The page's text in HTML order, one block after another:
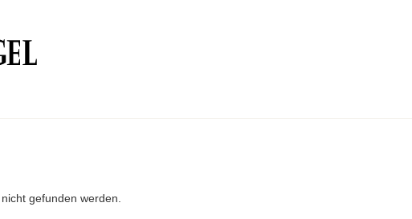
gefunden werden.